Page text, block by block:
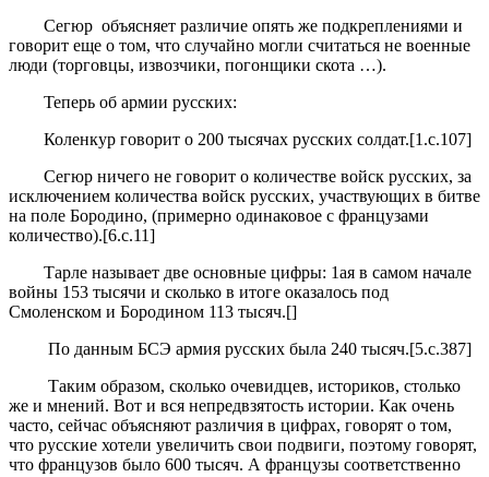
Сегюр объясняет различие опять же подкреплениями и
говорит еще о том, что случайно могли считаться не военные
люди (торговцы, извозчики, погонщики скота …).
Теперь об армии русских:
Коленкур говорит о 200 тысячах русских солдат.[1.с.107]
Сегюр ничего не говорит о количестве войск русских, за
исключением количества войск русских, участвующих в битве
на поле Бородино, (примерно одинаковое с французами
количество).[6.с.11]
Тарле называет две основные цифры: 1ая в самом начале
войны 153 тысячи и сколько в итоге оказалось под
Смоленском и Бородином 113 тысяч.[]
По данным БСЭ армия русских была 240 тысяч.[5.с.387]
Таким образом, сколько очевидцев, историков, столько
же и мнений. Вот и вся непредвзятость истории. Как очень
часто, сейчас объясняют различия в цифрах, говорят о том,
что русские хотели увеличить свои подвиги, поэтому говорят,
что французов было 600 тысяч. А французы соответственно